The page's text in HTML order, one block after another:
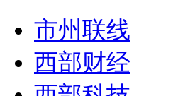
市州联线
西部财经